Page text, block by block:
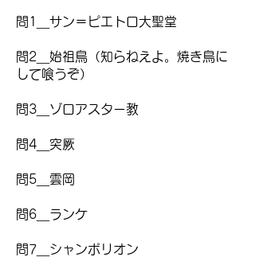
問1＿サン＝ピエトロ大聖堂
問2＿始祖鳥（知らねえよ。焼き鳥に
して喰うぞ）
問3＿ゾロアスター教
問4＿突厥
問5＿雲岡
問6＿ランケ
問7＿シャンポリオン